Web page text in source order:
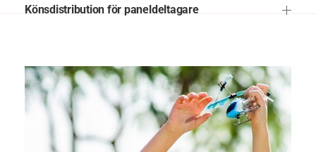
Könsdistribution för paneldeltagare